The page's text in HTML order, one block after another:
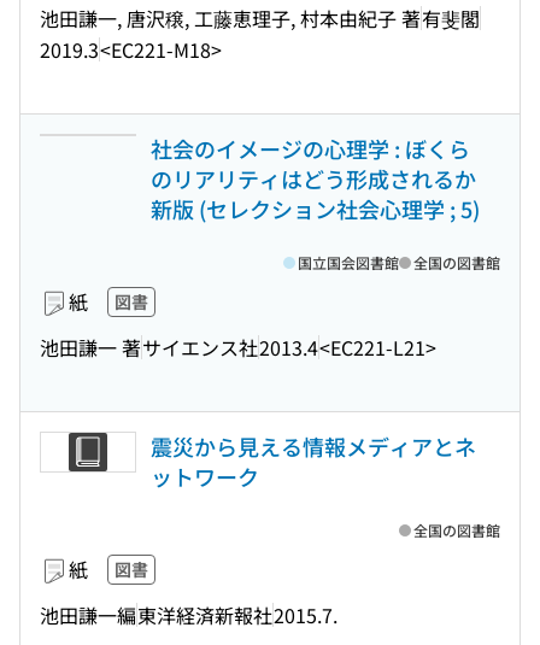
池田謙一, 唐沢穣, 工藤恵理子, 村本由紀子 著有斐閣
2019.3<EC221-M18>
社会のイメージの心理学 : ぼくら
のリアリティはどう形成されるか
新版 (セレクション社会心理学 ; 5)
紙 図書
池田謙一 著サイエンス社2013.4<EC221-L21>
国立国会図書館 全国の図書館
震災から見える情報メディアとネ
ットワーク
紙 図書
池田謙一編東洋経済新報社2015.7.
全国の図書館